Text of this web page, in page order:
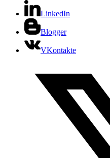
LinkedIn
Blogger
VKontakte